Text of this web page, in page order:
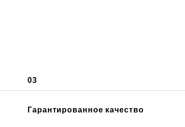
03
Гарантированное качество